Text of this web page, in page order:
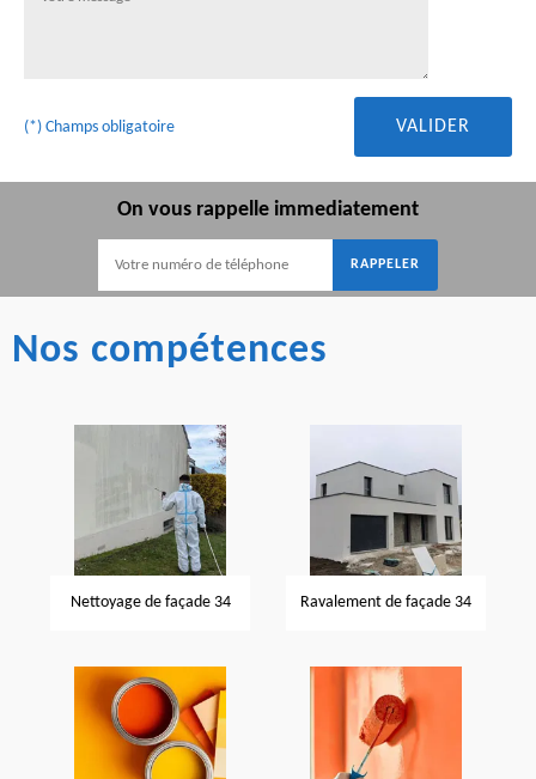
(*) Champs obligatoire
On vous rappelle immediatement
Nos compétences
Nettoyage de façade 34 Ravalement de façade 34